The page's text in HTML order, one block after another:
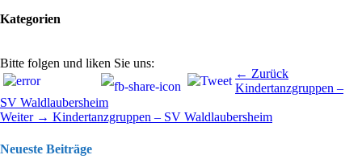
Kategorien
Bitte folgen und liken Sie uns:
Beitragsnavigation ← Zurück
Beitrag:
Kindertanzgruppen –
SV Waldlaubersheim
Weiter → Nächster
Kindertanzgruppen – SV Waldlaubersheim
Neueste Beiträge